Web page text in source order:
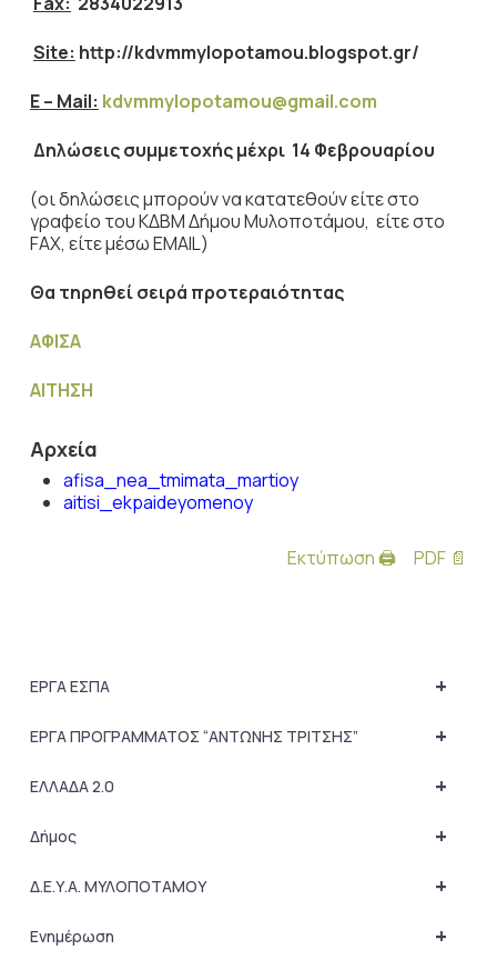
Site: http://kdvmmylopotamou.blogspot.gr/
E– Mail: kdvmmylopotamou@gmail.com
Δηλώσεις συμμετοχής μέχρι 14 Φεβρουαρίου
(οι δηλώσεις μπορούν να κατατεθούν είτε στο
γραφείο του ΚΔΒΜ Δήμου Μυλοποτάμου, είτε στο
FAX, είτε μέσω EMAIL)
Θα τηρηθεί σειρά προτεραιότητας
ΑΦΙΣΑ
ΑΙΤΗΣΗ
Αρχεία
afisa_nea_tmimata_martioy
aitisi_ekpaideyomenoy
Εκτύπωση 🖨 PDF 📄
+
ΕΡΓΑ ΕΣΠΑ
+
ΕΡΓΑ ΠΡΟΓΡΑΜΜΑΤΟΣ “ΑΝΤΩΝΗΣ ΤΡΙΤΣΗΣ”
+
ΕΛΛΑΔΑ 2.0
+
Δήμος
+
Δ.Ε.Υ.Α. ΜΥΛΟΠΟΤΑΜΟΥ
+
Ενημέρωση